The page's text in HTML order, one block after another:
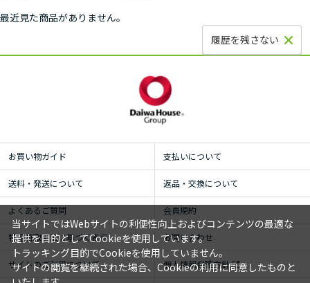
最近見た商品がありません。
履歴を残さない
お買い物ガイド 支払いについて
送料・発送について 返品・交換について
よくあるご質問 会員規約
特定商取引法に基づく表示 お問い合わせ
サイトのご利用について 個人情報保護方針
当サイトではWebサイトの利便性向上およびコンテンツの最適な
提供を目的としてCookieを使用しています。
トラッキング目的でCookieを使用していません。
サイトの閲覧を継続された場合、Cookieの利用に同意したものと